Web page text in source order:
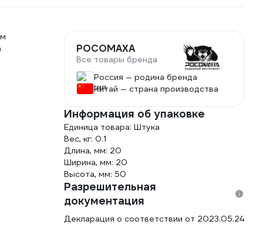
РОСОМАХА
Все товары бренда
Россия — родина бренда
Китай — страна производства
Информация об упаковке
Единица товара: Штука
Вес, кг: 0.1
Длина, мм: 20
Ширина, мм: 20
Высота, мм: 50
Разрешительная
документация
Декларация о соответствии от 2023.05.24